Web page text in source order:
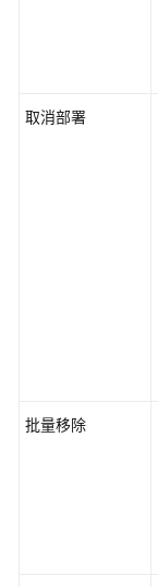
结
LTS
取消部署
批量移除